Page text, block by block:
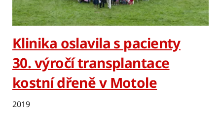
Klinika oslavila s pacienty
30. výročí transplantace
kostní dřeně v Motole
2019